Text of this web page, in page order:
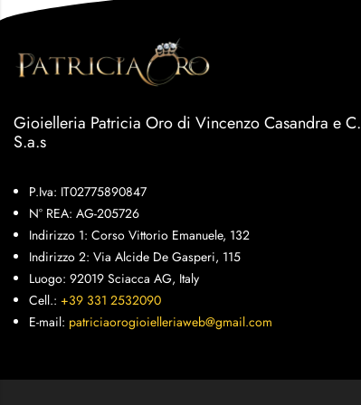
Gioielleria Patricia Oro di Vincenzo Casandra e C.
S.a.s
P.Iva: IT02775890847
N° REA: AG-205726
Indirizzo 1: Corso Vittorio Emanuele, 132
Indirizzo 2: Via Alcide De Gasperi, 115
Luogo: 92019 Sciacca AG, Italy
Cell.: +39 331 2532090
E-mail: patriciaorogioielleriaweb@gmail.com